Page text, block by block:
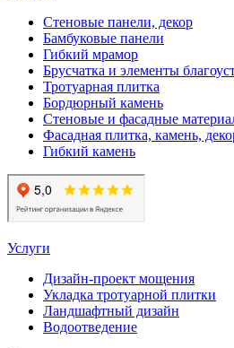
Стеновые панели, декор
Бамбуковые панели
Гибкий мрамор
Брусчатка и элементы
Тротуарная плитка
Бордюрный камень
Стеновые и фасадные
Фасадная плитка, камень,
Гибкий камень
Услуги
Дизайн-проект мощения
Укладка тротуарной плитки
Ландшафтный дизайн
Водоотведение